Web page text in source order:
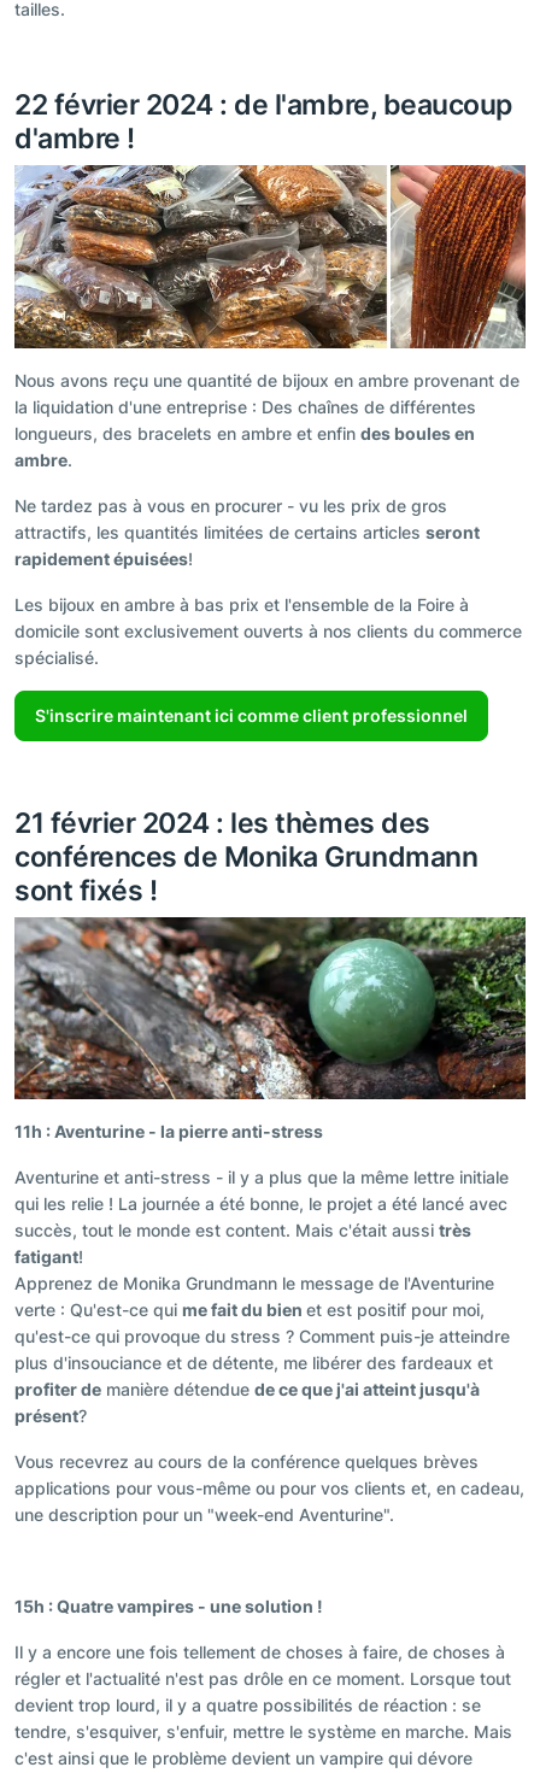
tailles.
22 février 2024 : de l'ambre, beaucoup
d'ambre !
Nous avons reçu une quantité de bijoux en ambre provenant de
la liquidation d'une entreprise : Des chaînes de différentes
longueurs, des bracelets en ambre et enfin des boules en
ambre.
Ne tardez pas à vous en procurer - vu les prix de gros
attractifs, les quantités limitées de certains articles seront
rapidement épuisées!
Les bijoux en ambre à bas prix et l'ensemble de la Foire à
domicile sont exclusivement ouverts à nos clients du commerce
spécialisé.
S'inscrire maintenant ici comme client professionnel
21 février 2024 : les thèmes des
conférences de Monika Grundmann
sont fixés !
11h : Aventurine - la pierre anti-stress
Aventurine et anti-stress - il y a plus que la même lettre initiale
qui les relie ! La journée a été bonne, le projet a été lancé avec
succès, tout le monde est content. Mais c'était aussi très
fatigant!
Apprenez de Monika Grundmann le message de l'Aventurine
verte : Qu'est-ce qui me fait du bien et est positif pour moi,
qu'est-ce qui provoque du stress ? Comment puis-je atteindre
plus d'insouciance et de détente, me libérer des fardeaux et
profiter de manière détendue de ce que j'ai atteint jusqu'à
présent?
Vous recevrez au cours de la conférence quelques brèves
applications pour vous-même ou pour vos clients et, en cadeau,
une description pour un "week-end Aventurine".
15h : Quatre vampires - une solution !
Il y a encore une fois tellement de choses à faire, de choses à
régler et l'actualité n'est pas drôle en ce moment. Lorsque tout
devient trop lourd, il y a quatre possibilités de réaction : se
tendre, s'esquiver, s'enfuir, mettre le système en marche. Mais
c'est ainsi que le problème devient un vampire qui dévore